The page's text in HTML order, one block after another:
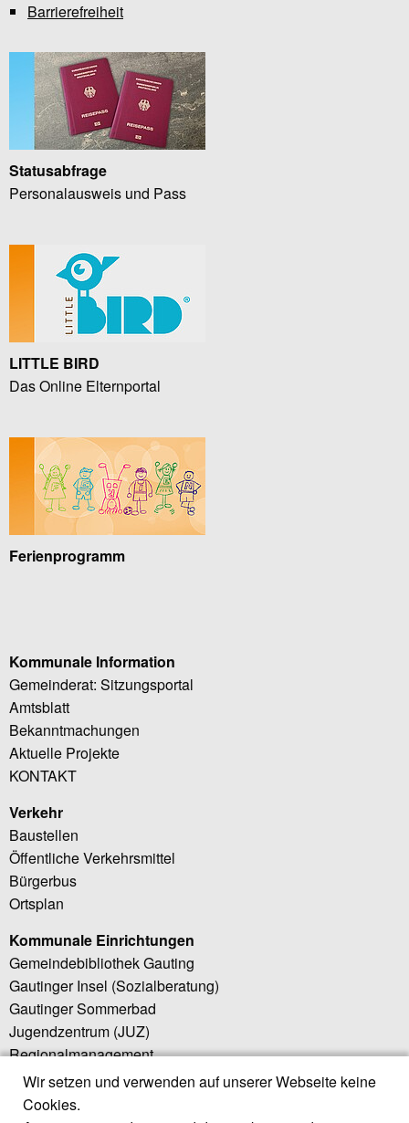
Wir setzen und verwenden auf unserer Webseite keine
Cookies.
Barrierefreiheit
Statusabfrage
Personalausweis und Pass
LITTLE BIRD
Das Online Elternportal
Ferienprogramm
Kommunale Information
Gemeinderat: Sitzungsportal
Amtsblatt
Bekanntmachungen
Aktuelle Projekte
KONTAKT
Verkehr
Baustellen
Öffentliche Verkehrsmittel
Bürgerbus
Ortsplan
Kommunale Einrichtungen
Gemeindebibliothek Gauting
Gautinger Insel (Sozialberatung)
Gautinger Sommerbad
Jugendzentrum (JUZ)
Regionalmanagement
Weiterführende Links
Little Bird (Elternportal)